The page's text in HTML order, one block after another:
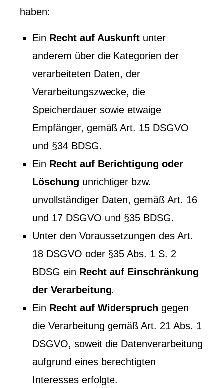
haben:
Ein Recht auf Auskunft unter
anderem über die Kategorien der
verarbeiteten Daten, der
Verarbeitungszwecke, die
Speicherdauer sowie etwaige
Empfänger, gemäß Art. 15 DSGVO
und §34 BDSG.
Ein Recht auf Berichtigung oder
Löschung unrichtiger bzw.
unvollständiger Daten, gemäß Art. 16
und 17 DSGVO und §35 BDSG.
Unter den Voraussetzungen des Art.
18 DSGVO oder §35 Abs. 1 S. 2
BDSG ein Recht auf Einschränkung
der Verarbeitung.
Ein Recht auf Widerspruch gegen
die Verarbeitung gemäß Art. 21 Abs. 1
DSGVO, soweit die Datenverarbeitung
aufgrund eines berechtigten
Interesses erfolgte.